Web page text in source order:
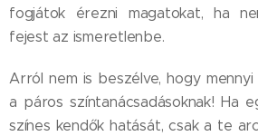
fogjátok érezni magatokat, ha
fejest az ismeretlenbe.
Arról nem is beszélve, hogy mennyi
a páros színtanácsadásoknak! Ha
színes kendők hatását, csak a te